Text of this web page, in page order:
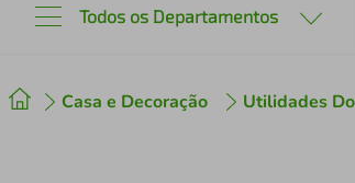
Todos os Departamentos
Casa e Decoração Utilidades
º cafeteira